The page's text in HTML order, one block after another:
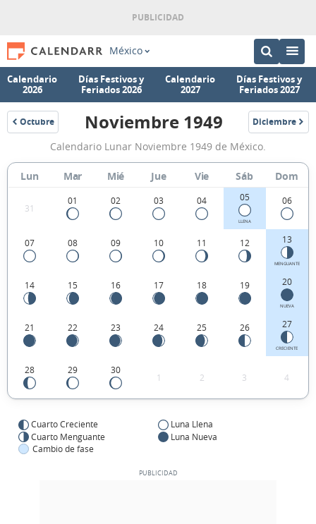
México
Calendario
2026
Días Festivos y
Feriados 2026
Calendario
2027
Días Festivos y
Feriados 2027
Octubre
1949
Calendario
Lunar
Noviembre
1949
de
México.
Noviembre 1949 Diciembre
1949
Calendario Lunar Noviembre 1949 de México.
Lun Mar Mié Jue Vie Sáb Dom
31
01 02 03 04 05
LLENA
06
07 08 09 10 11 12 13
MENGUANTE
14 15 16 17 18 19 20
NUEVA
21 22 23 24 25 26 27
CRECIENTE
28 29 30
1 2 3 4
Cuarto Creciente
Luna Llena
Cuarto Menguante
Luna Nueva
Cambio de fase